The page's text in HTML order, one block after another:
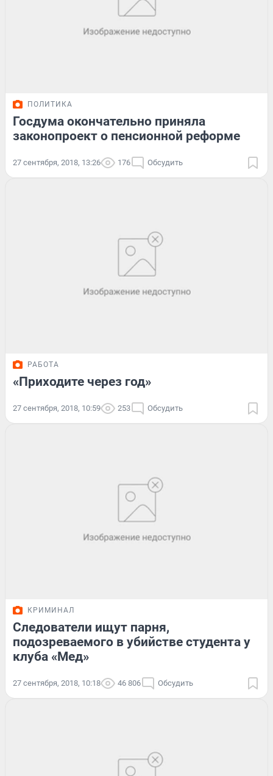
ПОЛИТИКА
Госдума окончательно приняла
законопроект о пенсионной реформе
27 сентября, 2018, 13:26 176 Обсудить
РАБОТА
«Приходите через год»
27 сентября, 2018, 10:59 253 Обсудить
КРИМИНАЛ
Следователи ищут парня,
подозреваемого в убийстве студента у
клуба «Мед»
27 сентября, 2018, 10:18 46 806 Обсудить